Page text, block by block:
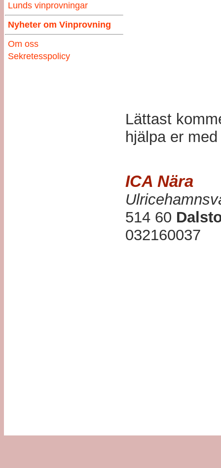
Lunds vinprovningar
Nyheter om Vinprovning
Om oss
Sekretesspolicy
Lättast
hjälpa er
ICA Nära
514 60
032160037